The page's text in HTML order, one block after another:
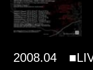
2008.04